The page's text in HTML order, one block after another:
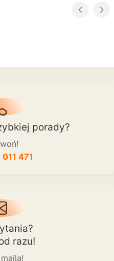
porady?
471
razu!